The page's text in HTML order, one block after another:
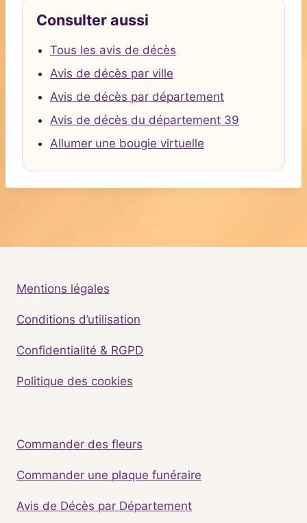
Consulter aussi
Tous les avis de décès
Avis de décès par ville
Avis de décès par département
Avis de décès du département 39
Allumer une bougie virtuelle
Mentions légales
Conditions d’utilisation
Confidentialité & RGPD
Politique des cookies
Commander des fleurs
Commander une plaque funéraire
Avis de Décès par Département